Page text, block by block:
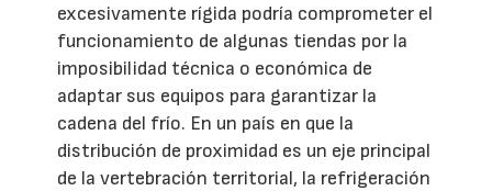
excesivamente rígida podría comprometer el
funcionamiento de algunas tiendas por la
imposibilidad técnica o económica de
adaptar sus equipos para garantizar la
cadena del frío. En un país en que la
distribución de proximidad es un eje principal
de la vertebración territorial, la refrigeración